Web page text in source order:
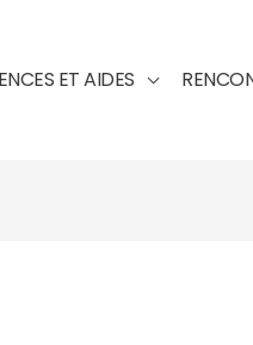
ET AIDES